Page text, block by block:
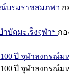
บรมราชสมภพฯ ก
บัดมะเร็งจุฬาฯ ก
ปี จุฬาลงกรณ์ม
ปี จุฬาลงกรณ์ม